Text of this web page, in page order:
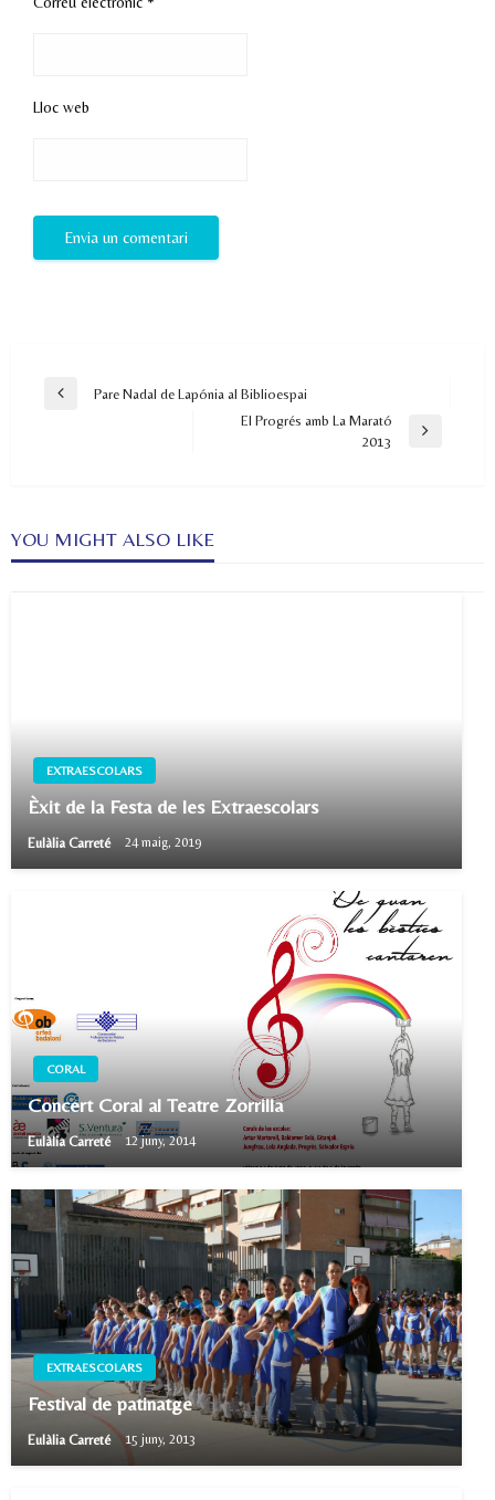
Lloc web
Navegació
Previous
Pare Nadal de Lapónia al Biblioespai
El Progrés amb La Marató
2013
YOU MIGHT ALSO LIKE
EXTRAESCOLARS
Èxit de la Festa de les Extraescolars
Eulàlia Carreté 24 maig, 2019
CORAL
Concert Coral al Teatre Zorrilla
Eulàlia Carreté 12 juny, 2014
EXTRAESCOLARS
Festival de patinatge
Eulàlia Carreté 15 juny, 2013